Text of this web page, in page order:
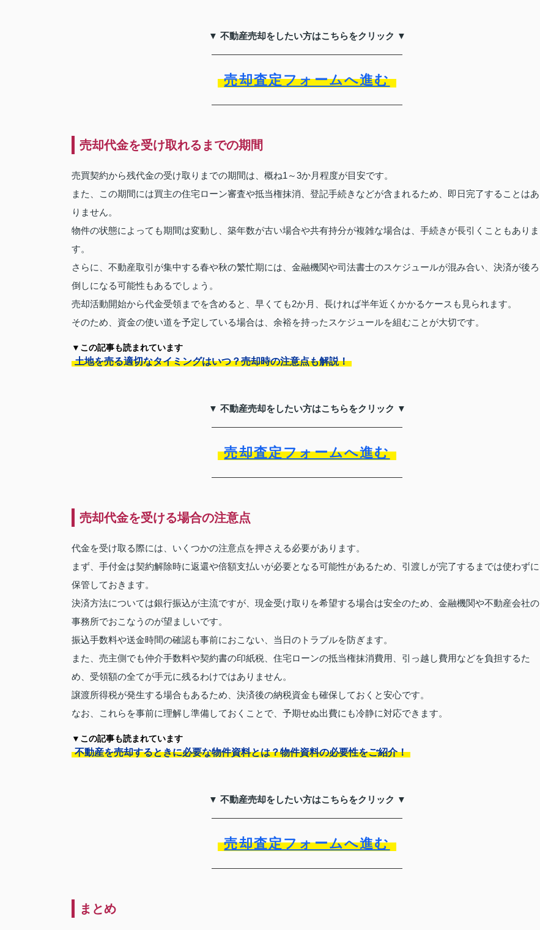
▼ 不動産売却をしたい方はこちらをクリック ▼
売却査定フォームへ進む
売却代金を受け取れるまでの期間
売買契約から残代金の受け取りまでの期間は、概ね1～3か月程度が目安です。
また、この期間には買主の住宅ローン審査や抵当権抹消、登記手続きなどが含まれるため、即日完了することはあ
りません。
物件の状態によっても期間は変動し、築年数が古い場合や共有持分が複雑な場合は、手続きが長引くこともありま
す。
さらに、不動産取引が集中する春や秋の繁忙期には、金融機関や司法書士のスケジュールが混み合い、決済が後ろ
倒しになる可能性もあるでしょう。
売却活動開始から代金受領までを含めると、早くても2か月、長ければ半年近くかかるケースも見られます。
そのため、資金の使い道を予定している場合は、余裕を持ったスケジュールを組むことが大切です。
▼この記事も読まれています
土地を売る適切なタイミングはいつ？売却時の注意点も解説！
▼ 不動産売却をしたい方はこちらをクリック ▼
売却査定フォームへ進む
売却代金を受ける場合の注意点
代金を受け取る際には、いくつかの注意点を押さえる必要があります。
まず、手付金は契約解除時に返還や倍額支払いが必要となる可能性があるため、引渡しが完了するまでは使わずに
保管しておきます。
決済方法については銀行振込が主流ですが、現金受け取りを希望する場合は安全のため、金融機関や不動産会社の
事務所でおこなうのが望ましいです。
振込手数料や送金時間の確認も事前におこない、当日のトラブルを防ぎます。
また、売主側でも仲介手数料や契約書の印紙税、住宅ローンの抵当権抹消費用、引っ越し費用などを負担するた
め、受領額の全てが手元に残るわけではありません。
譲渡所得税が発生する場合もあるため、決済後の納税資金も確保しておくと安心です。
なお、これらを事前に理解し準備しておくことで、予期せぬ出費にも冷静に対応できます。
▼この記事も読まれています
不動産を売却するときに必要な物件資料とは？物件資料の必要性をご紹介！
▼ 不動産売却をしたい方はこちらをクリック ▼
売却査定フォームへ進む
まとめ